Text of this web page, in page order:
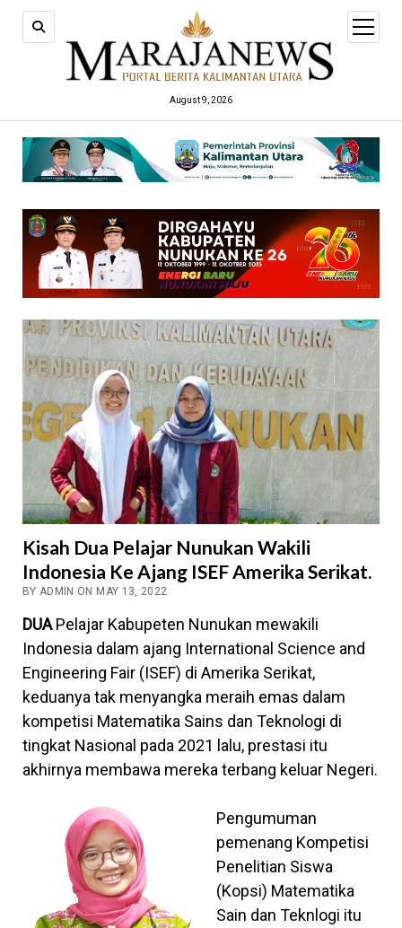
August 9, 2026
open
menu
Kisah Dua Pelajar Nunukan Wakili
Indonesia Ke Ajang ISEF Amerika Serikat.
BY ADMIN ON MAY 13, 2022
DUAPelajar Kabupeten Nunukan mewakili
Indonesia dalam ajang International Science and
Engineering Fair (ISEF) di Amerika Serikat,
keduanya tak menyangka meraih emas dalam
kompetisi Matematika Sains dan Teknologi di
tingkat Nasional pada 2021 lalu, prestasi itu
akhirnya membawa mereka terbang keluar Negeri.
Pengumuman
pemenang Kompetisi
Penelitian Siswa
(Kopsi) Matematika
Sain dan Teknlogi itu